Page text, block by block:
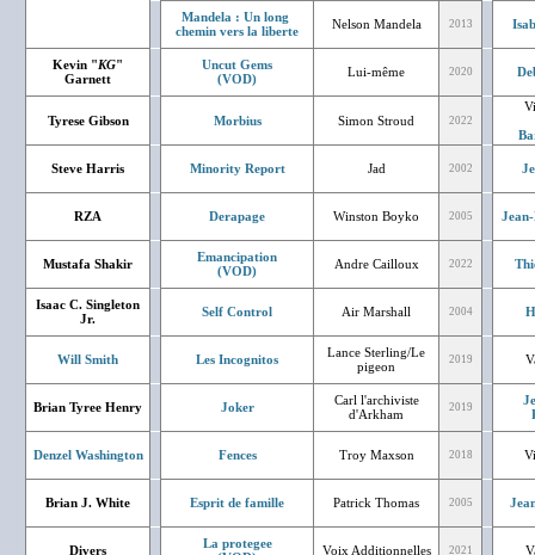
Mandela : Un long
chemin vers la liberte
Nelson Mandela 2013
Kevin "KG"
Garnett
Uncut Gems
(VOD)
Lui-même 2020
Tyrese Gibson Morbius Simon Stroud 2022
Steve Harris Minority Report Jad 2002
RZA Derapage Winston Boyko 2005
Mustafa Shakir
Emancipation
(VOD)
Andre Cailloux 2022
Isaac C. Singleton
Jr.
Self Control Air Marshall 2004
Will Smith Les Incognitos
Lance Sterling/Le
pigeon
2019
Brian Tyree Henry Joker
Carl l'archiviste
d'Arkham
2019
Denzel Washington Fences Troy Maxson 2018
Brian J. White Esprit de famille Patrick Thomas 2005
Divers
La protegee
Voix Additionnelles 2021